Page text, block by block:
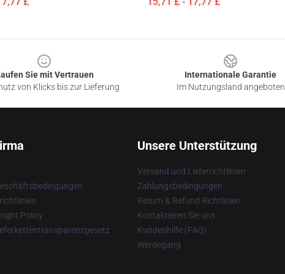
Sie mit Vertrauen
von Klicks bis zur Lieferung
Internationale Garantie
Im Nutzungsland angeboten
Policy
Unsere Unterstützung
Versand und Lieferrichtlinien
Zahlungsbedingungen
Return & Refund Richtlinien
Kontaktieren Sie uns
Kundenhilfe (FAQ)
Werdegang